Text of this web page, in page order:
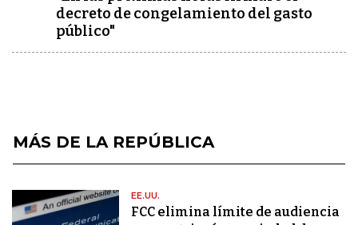
decreto de congelamiento del gasto
público"
MÁS DE LA REPÚBLICA
EE.UU.
FCC elimina límite de audiencia